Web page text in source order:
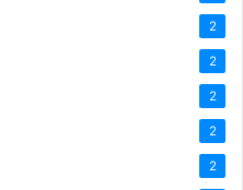
2
2
2
2
2